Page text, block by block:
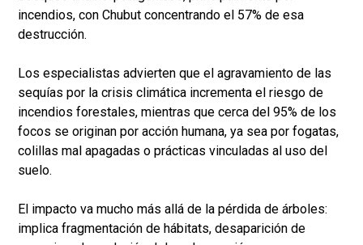
incendios, con Chubut concentrando el 57% de esa
destrucción.
Los especialistas advierten que el agravamiento de las
sequías por la crisis climática incrementa el riesgo de
incendios forestales, mientras que cerca del 95% de los
focos se originan por acción humana, ya sea por fogatas,
colillas mal apagadas o prácticas vinculadas al uso del
suelo.
El impacto va mucho más allá de la pérdida de árboles:
implica fragmentación de hábitats, desaparición de